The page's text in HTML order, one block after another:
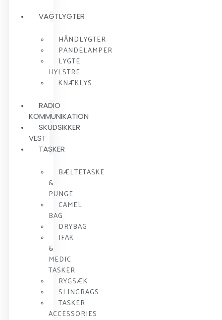
VAGTLYGTER
HÅNDLYGTER
PANDELAMPER
LYGTE
HYLSTRE
KNÆKLYS
RADIO
KOMMUNIKATION
SKUDSIKKER
VEST
TASKER
BÆLTETASKE
&
PUNGE
CAMEL
BAG
DRYBAG
IFAK
&
MEDIC
TASKER
RYGSÆK
SLINGBAGS
TASKER
ACCESSORIES